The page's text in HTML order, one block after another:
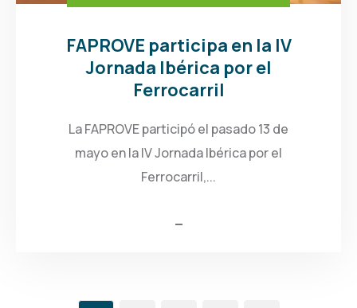
FAPROVE participa en la IV
Jornada Ibérica por el
Ferrocarril
La FAPROVE participó el pasado 13 de
mayo en la IV Jornada Ibérica por el
Ferrocarril,...